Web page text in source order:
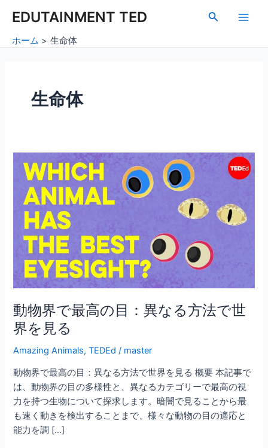
EDUTAINMENT TED
検
Main
ホーム 生命体
生命体
動物界で最高の目：異なる方法で世
界を見る
Amazing Animals,TEDEd / master
動物界で最高の目：異なる方法で世界を見る 概要 本記事で
は、動物界の目の多様性と、異なるカテゴリーで最高の視
力を持つ生物について探求します。暗闇で見ることから最
も速く動きを検出することまで、様々な動物の目の適応と
能力を調 […]
目：
異
な
る
方
法
で
界
を
見
る